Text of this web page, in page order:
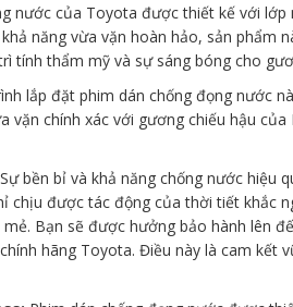
nước của Toyota được thiết kế với
năng vừa vặn hoàn hảo, sản phẩm
tính thẩm mỹ và sự sáng bóng cho
lắp đặt phim dán chống đọng nước
vặn chính xác với gương chiếu hậu
Sự bền bỉ và khả năng chống nước hiệu
chịu được tác động của thời tiết khắc
Bạn sẽ được hưởng bảo hành lên
hãng Toyota. Điều này là cam kết